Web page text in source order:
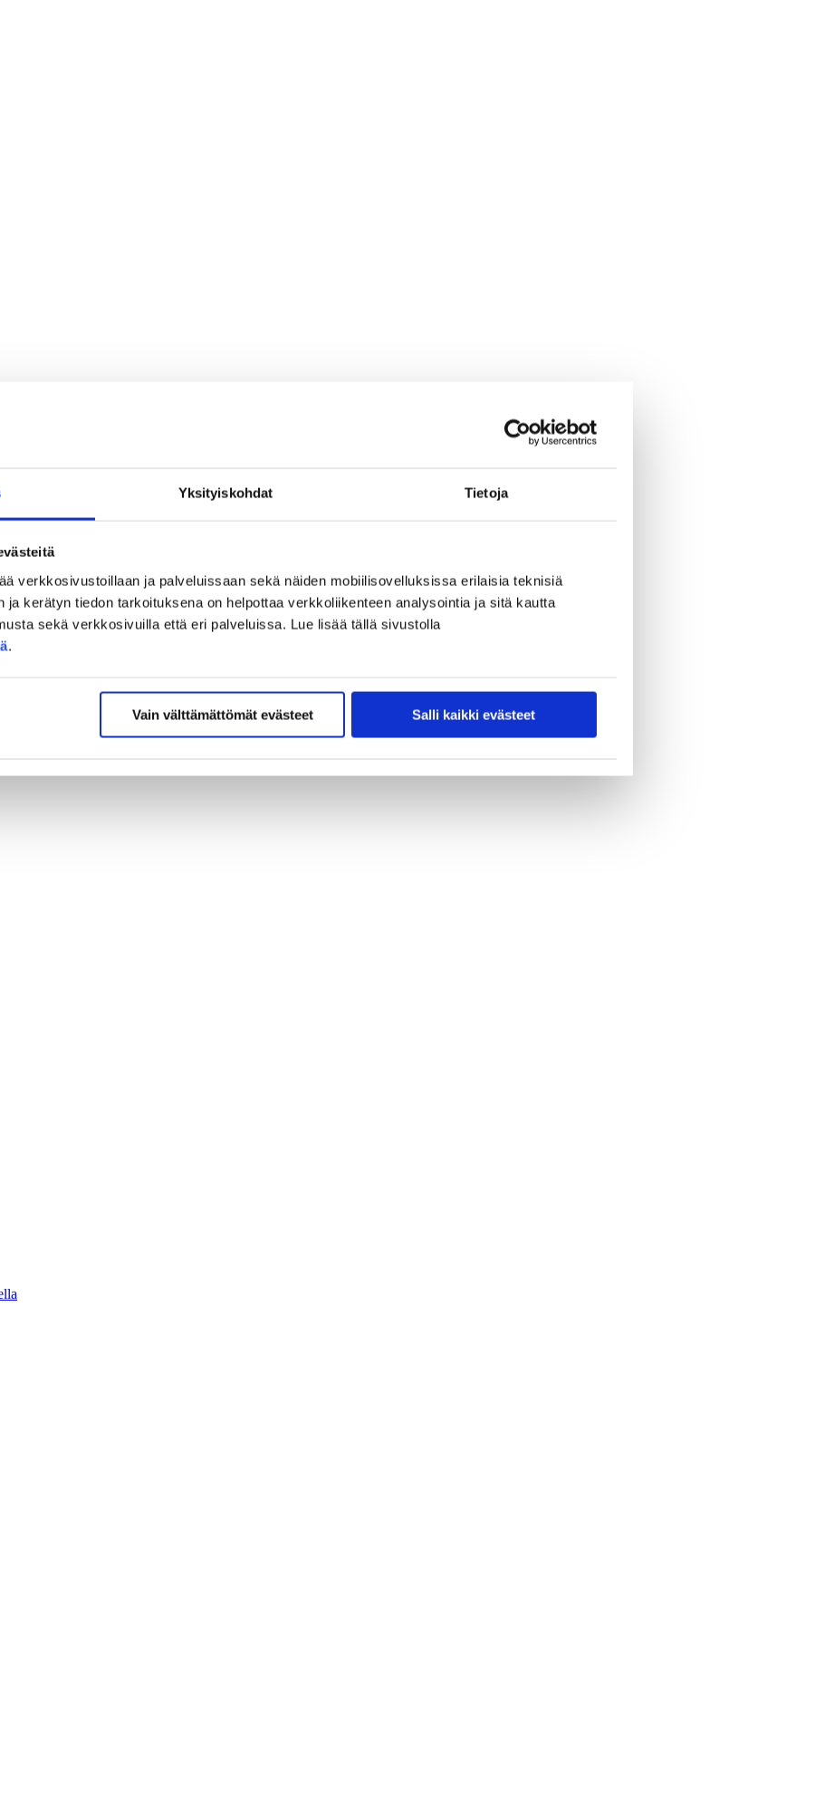
Yksityiskohdat Tietoja
verkkosivustoillaan ja palveluissaan sekä näiden mobiilisovelluksissa erilaisia teknisiä
ja kerätyn tiedon tarkoituksena on helpottaa verkkoliikenteen analysointia ja sitä kautta
sekä verkkosivuilla että eri palveluissa. Lue lisää tällä sivustolla
.
Vain välttämättömät evästeet Salli kaikki evästeet